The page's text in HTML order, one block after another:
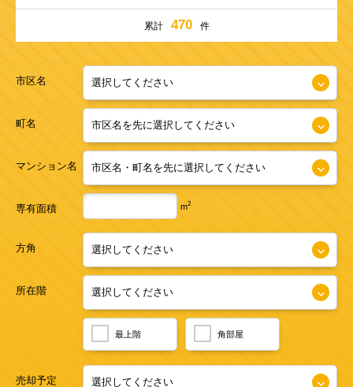
累計 470 件
市区名
町名
マンション名
専有面積 m2
方角
所在階
最上階 角部屋
売却予定